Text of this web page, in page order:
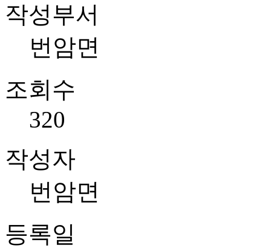
작성부서
번암면
조회수
320
작성자
번암면
등록일